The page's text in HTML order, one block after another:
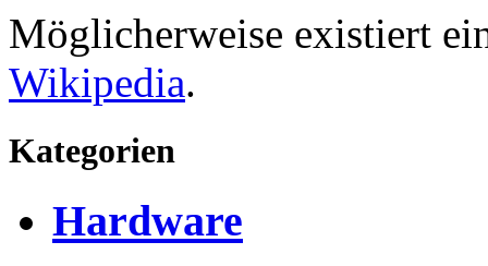
Möglicherweise existiert
Wikipedia.
Kategorien
Hardware